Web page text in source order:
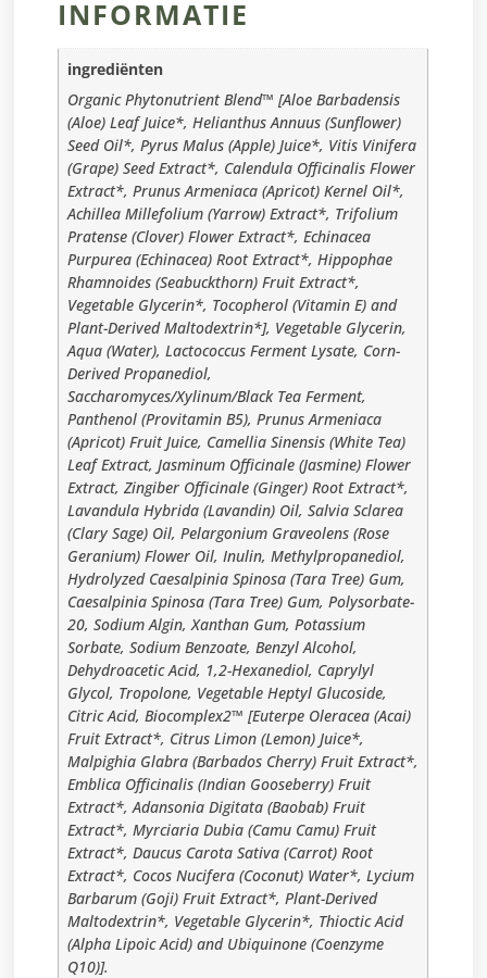
INFORMATIE
ingrediënten
Organic Phytonutrient Blend™ [Aloe Barbadensis
(Aloe) Leaf Juice*, Helianthus Annuus (Sunflower)
Seed Oil*, Pyrus Malus (Apple) Juice*, Vitis Vinifera
(Grape) Seed Extract*, Calendula Officinalis Flower
Extract*, Prunus Armeniaca (Apricot) Kernel Oil*,
Achillea Millefolium (Yarrow) Extract*, Trifolium
Pratense (Clover) Flower Extract*, Echinacea
Purpurea (Echinacea) Root Extract*, Hippophae
Rhamnoides (Seabuckthorn) Fruit Extract*,
Vegetable Glycerin*, Tocopherol (Vitamin E) and
Plant-Derived Maltodextrin*], Vegetable Glycerin,
Aqua (Water), Lactococcus Ferment Lysate, Corn-
Derived Propanediol,
Saccharomyces/Xylinum/Black Tea Ferment,
Panthenol (Provitamin B5), Prunus Armeniaca
(Apricot) Fruit Juice, Camellia Sinensis (White Tea)
Leaf Extract, Jasminum Officinale (Jasmine) Flower
Extract, Zingiber Officinale (Ginger) Root Extract*,
Lavandula Hybrida (Lavandin) Oil, Salvia Sclarea
(Clary Sage) Oil, Pelargonium Graveolens (Rose
Geranium) Flower Oil, Inulin, Methylpropanediol,
Hydrolyzed Caesalpinia Spinosa (Tara Tree) Gum,
Caesalpinia Spinosa (Tara Tree) Gum, Polysorbate-
20, Sodium Algin, Xanthan Gum, Potassium
Sorbate, Sodium Benzoate, Benzyl Alcohol,
Dehydroacetic Acid, 1,2-Hexanediol, Caprylyl
Glycol, Tropolone, Vegetable Heptyl Glucoside,
Citric Acid, Biocomplex2™ [Euterpe Oleracea (Acai)
Fruit Extract*, Citrus Limon (Lemon) Juice*,
Malpighia Glabra (Barbados Cherry) Fruit Extract*,
Emblica Officinalis (Indian Gooseberry) Fruit
Extract*, Adansonia Digitata (Baobab) Fruit
Extract*, Myrciaria Dubia (Camu Camu) Fruit
Extract*, Daucus Carota Sativa (Carrot) Root
Extract*, Cocos Nucifera (Coconut) Water*, Lycium
Barbarum (Goji) Fruit Extract*, Plant-Derived
Maltodextrin*, Vegetable Glycerin*, Thioctic Acid
(Alpha Lipoic Acid) and Ubiquinone (Coenzyme
Q10)].